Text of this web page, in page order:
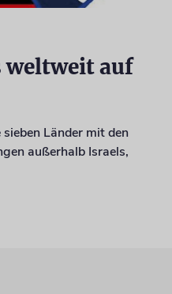
auf
Länder mit den
außerhalb Israels,